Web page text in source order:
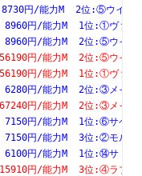
円/能力M  2位:⑤ウインマ
円/能力M  1位:①ヴァトレ
円/能力M  2位:⑤ウインマ
円/能力M  2位:⑤ウインマ
円/能力M  1位:①ヴァトレ
円/能力M  2位:③メイシ
円/能力M  2位:③メイシ
当    7150円/能力
当    7150円/能
6100円/能力M
15910円/能力M